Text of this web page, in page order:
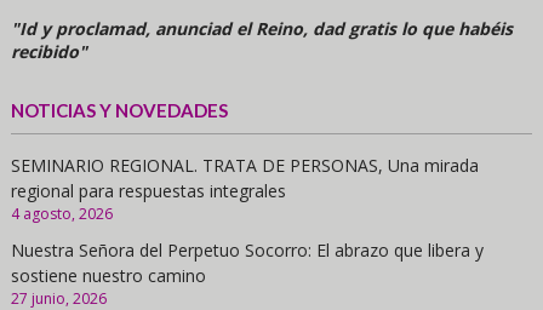
"Id y proclamad, anunciad el Reino, dad gratis lo que habéis
recibido"
NOTICIAS Y NOVEDADES
SEMINARIO REGIONAL. TRATA DE PERSONAS, Una mirada
regional para respuestas integrales
4 agosto, 2026
Nuestra Señora del Perpetuo Socorro: El abrazo que libera y
sostiene nuestro camino
27 junio, 2026